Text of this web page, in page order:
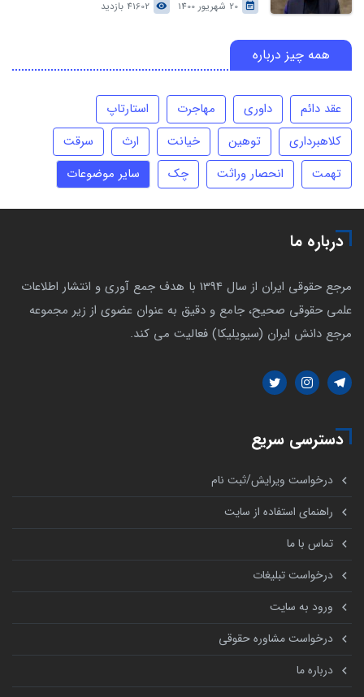
20 شهریور 1400 41602 بازدید
همه چیز درباره
عقد دائم داوری مهاجرت
استارتاپ
کلاهبرداری
توهین خیانت ارث
سرقت
تهمت
انحصار وراثت چک سایر موضوعات
درباره ما
مرجع حقوقی ایران از سال 1394 با هدف جمع آوری و انتشار اطلاعات
علمی حقوقی صحیح، جامع و دقیق به عنوان عضوی از زیر مجموعه
مرجع دانش ایران (سیویلیکا) فعالیت می کند.
دسترسی سریع
درخواست ویرایش/ثبت نام
راهنمای استفاده از سایت
تماس با ما
درخواست تبلیغات
ورود به سایت
درخواست مشاوره حقوقی
درباره ما